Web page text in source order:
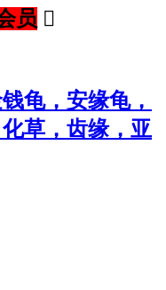
员 
龟，安缘龟，
草，齿缘，亚